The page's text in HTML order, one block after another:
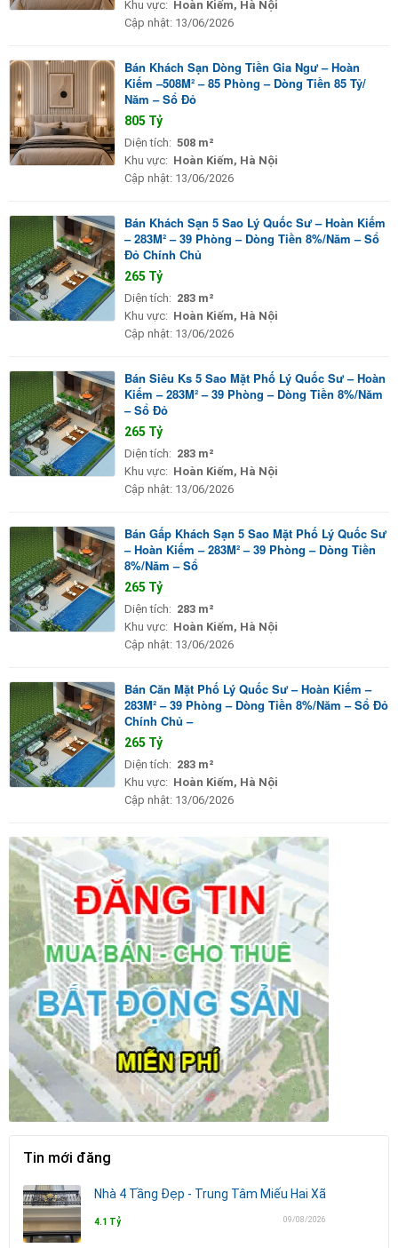
Khu vực: Hoàn Kiếm, Hà Nội
Cập nhật: 13/06/2026
Bán Khách Sạn Dòng Tiền Gia Ngư – Hoàn
Kiếm –508M² – 85 Phòng – Dòng Tiền 85 Tỷ/
Năm – Sổ Đỏ
805 Tỷ
Diện tích: 508 m²
Khu vực: Hoàn Kiếm, Hà Nội
Cập nhật: 13/06/2026
Bán Khách Sạn 5 Sao Lý Quốc Sư – Hoàn Kiếm
– 283M² – 39 Phòng – Dòng Tiền 8%/Năm – Sổ
Đỏ Chính Chủ
265 Tỷ
Diện tích: 283 m²
Khu vực: Hoàn Kiếm, Hà Nội
Cập nhật: 13/06/2026
Bán Siêu Ks 5 Sao Mặt Phố Lý Quốc Sư – Hoàn
Kiếm – 283M² – 39 Phòng – Dòng Tiền 8%/Năm
– Sổ Đỏ
265 Tỷ
Diện tích: 283 m²
Khu vực: Hoàn Kiếm, Hà Nội
Cập nhật: 13/06/2026
Bán Gấp Khách Sạn 5 Sao Mặt Phố Lý Quốc Sư
– Hoàn Kiếm – 283M² – 39 Phòng – Dòng Tiền
8%/Năm – Sổ
265 Tỷ
Diện tích: 283 m²
Khu vực: Hoàn Kiếm, Hà Nội
Cập nhật: 13/06/2026
Bán Căn Mặt Phố Lý Quốc Sư – Hoàn Kiếm –
283M² – 39 Phòng – Dòng Tiền 8%/Năm – Sổ Đỏ
Chính Chủ –
265 Tỷ
Diện tích: 283 m²
Khu vực: Hoàn Kiếm, Hà Nội
Cập nhật: 13/06/2026
Tin mới đăng
Nhà 4 Tầng Đẹp - Trung Tâm Miếu Hai Xã
4.1 Tỷ 09/08/2026